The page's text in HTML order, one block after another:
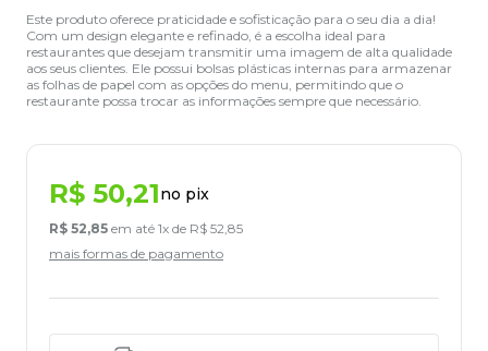
Este produto oferece praticidade e sofisticação para o seu dia a dia!
Com um design elegante e refinado, é a escolha ideal para
restaurantes que desejam transmitir uma imagem de alta qualidade
aos seus clientes. Ele possui bolsas plásticas internas para armazenar
as folhas de papel com as opções do menu, permitindo que o
restaurante possa trocar as informações sempre que necessário.
R$ 50,21no pix
R$ 52,85 em até 1x de R$ 52,85
mais formas de pagamento